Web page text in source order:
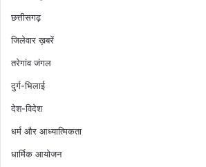
छत्तीसगढ़
जिलेवार ख़बरें
तरेगांव जंगल
दुर्ग-भिलाई
देश-विदेश
धर्म और आध्यात्मिकता
धार्मिक आयोजन